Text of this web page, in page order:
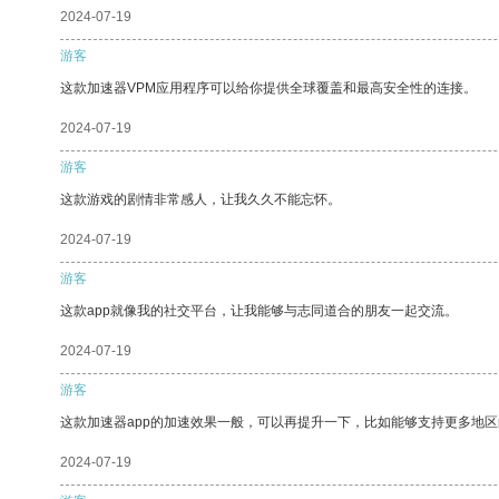
2024-07-19
游客
这款加速器VPM应用程序可以给你提供全球覆盖和最高安全性的连接。
2024-07-19
游客
这款游戏的剧情非常感人，让我久久不能忘怀。
2024-07-19
游客
这款app就像我的社交平台，让我能够与志同道合的朋友一起交流。
2024-07-19
游客
这款加速器app的加速效果一般，可以再提升一下，比如能够支持更多地区
2024-07-19